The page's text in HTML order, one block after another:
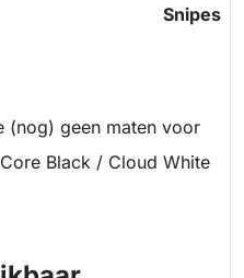
Snipes
(nog) geen maten voor
Black / Cloud White